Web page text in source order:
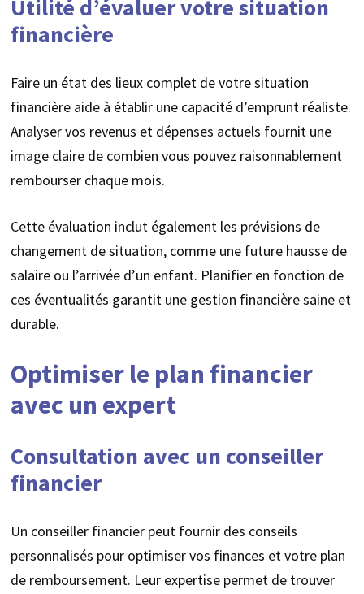
Utilité d’évaluer votre situation
financière
Faire un état des lieux complet de votre situation
financière aide à établir une capacité d’emprunt réaliste.
Analyser vos revenus et dépenses actuels fournit une
image claire de combien vous pouvez raisonnablement
rembourser chaque mois.
Cette évaluation inclut également les prévisions de
changement de situation, comme une future hausse de
salaire ou l’arrivée d’un enfant. Planifier en fonction de
ces éventualités garantit une gestion financière saine et
durable.
Optimiser le plan financier
avec un expert
Consultation avec un conseiller
financier
Un conseiller financier peut fournir des conseils
personnalisés pour optimiser vos finances et votre plan
de remboursement. Leur expertise permet de trouver